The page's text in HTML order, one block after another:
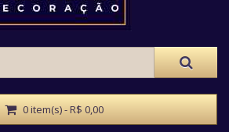
0 item(s) - R$ 0,00